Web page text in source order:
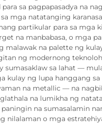
sa pagpapasadya na
mga natatanging
partikular para sa mga
na manbabasa, o mga
malawak na palette ng
ng modernong
sumasaklaw sa lahat —
kulay ng lupa hanggang
na metallic — na
na lumikha ng
na sumasalamin
nilalaman o mga